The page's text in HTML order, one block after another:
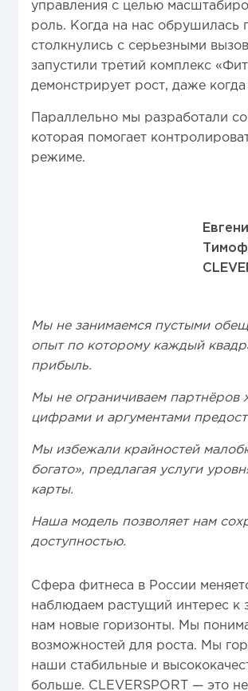
управления с целью
роль. Когда на нас обрушилась
столкнулись с серьезными
запустили третий комплекс
демонстрирует рост, даже
Параллельно мы разработали
которая помогает
режиме.
Мы не занимаемся пустыми
опыт по которому каждый
прибыль.
Мы не ограничиваем партнёров
цифрами и аргументами
Мы избежали крайностей
богато», предлагая услуги
карты.
Наша модель позволяет нам
доступностью.
Сфера фитнеса в России
наблюдаем растущий интерес к
нам новые горизонты. Мы
возможностей для роста. Мы
наши стабильные и
больше. CLEVERSPORT — это